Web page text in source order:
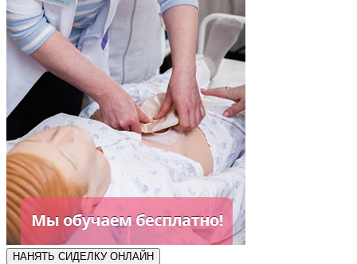
НАНЯТЬ СИДЕЛКУ ОНЛАЙН